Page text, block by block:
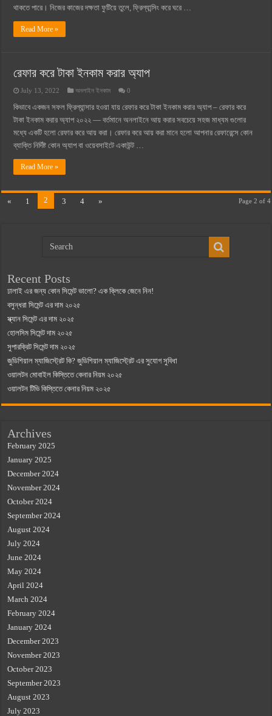
থাকতে পারে। নিজের কাজের দক্ষতা ফুটিয়ে তুলে, ফ্রিল্যান্সিং করে ঘরে …
Read More »
রেফার করে টাকা ইনকাম করার অ্যাপ
July 13, 2022 অনলাইন ইনকাম 0
কিভাবে একজন সফল ফ্রিল্যান্সার হওয়া যায় রেফার করে টাকা ইনকাম করার অ্যাপ – রেফার করে
টাকা ইনকাম করার অ্যাপ ২০২২ — বর্তমানে অনলাইনে আয় করার সবচেয়ে সহজ মাধ্যম গুলোর
মধ্যে একটি হলো রেফার করে আয় করা। রেফার করে আয় করা মানে হলো আপনার রেফারেন্সে কোন
ব্যাক্তি নির্দিষ্ট কোন অ্যাপ বা ওয়েবসাইটে একাউন্ট …
Read More »
Page 2 of 4
« 1 2 3 4 »
Recent Posts
ঢালাই এর জন্য কোন সিমেন্ট ভালো? এক ক্লিকে জেনে নিন!
বসুন্ধরা সিমেন্ট এর দাম ২০২৫
স্ক্যান সিমেন্ট এর দাম ২০২৫
হোলসিম সিমেন্ট দাম ২০২৫
সুপারক্রিট সিমেন্ট দাম ২০২৫
জুডিশিয়াল ম্যাজিস্ট্রেট কি? জুডিশিয়াল ম্যাজিস্ট্রেট এর সুযোগ সুবিধা
ওয়ালটন মোবাইল কিস্তিতে কেনার নিয়ম ২০২৫
ওয়ালটন টিভি কিস্তিতে কেনার নিয়ম ২০২৫
Archives
February 2025
January 2025
December 2024
November 2024
October 2024
September 2024
August 2024
July 2024
June 2024
May 2024
April 2024
March 2024
February 2024
January 2024
December 2023
November 2023
October 2023
September 2023
August 2023
July 2023